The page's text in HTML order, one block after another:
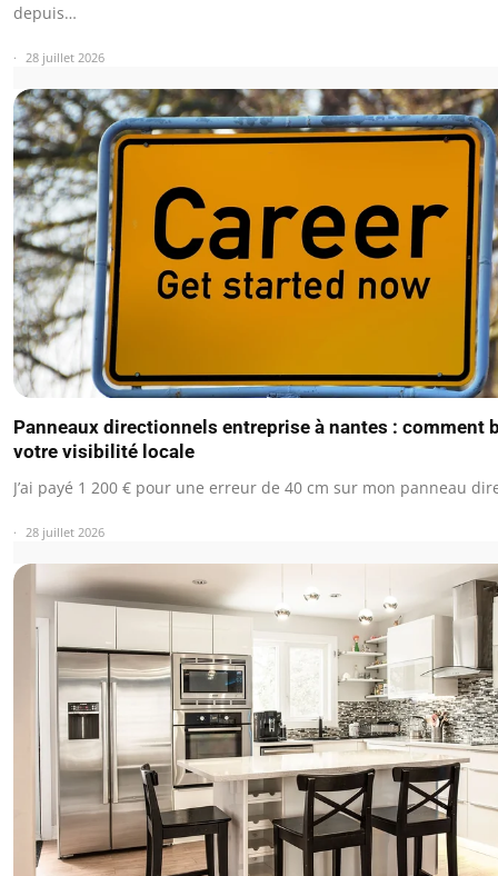
depuis…
28 juillet 2026
Panneaux directionnels entreprise à nantes : comment
votre visibilité locale
J’ai payé 1 200 € pour une erreur de 40 cm sur mon panneau
28 juillet 2026